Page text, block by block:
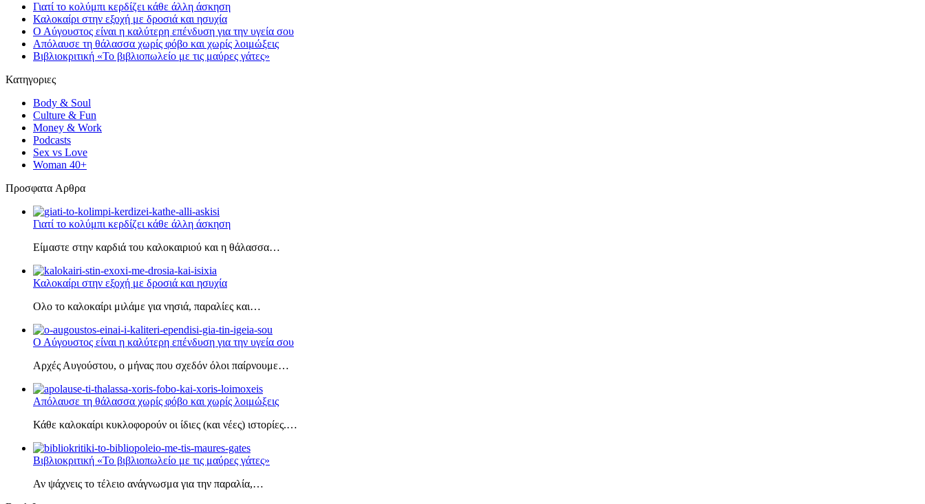
Γιατί το κολύμπι κερδίζει κάθε άλλη άσκηση
Καλοκαίρι στην εξοχή με δροσιά και ησυχία
Ο Αύγουστος είναι η καλύτερη επένδυση για την υγεία σου
Απόλαυσε τη θάλασσα χωρίς φόβο και χωρίς λοιμώξεις
Βιβλιοκριτική «Το βιβλιοπωλείο με τις μαύρες γάτες»
Κατηγοριες
Body & Soul
Culture & Fun
Money & Work
Podcasts
Sex vs Love
Woman 40+
Πρoσφατα Aρθρα
Γιατί το κολύμπι κερδίζει κάθε άλλη άσκηση
Είμαστε στην καρδιά του καλοκαιριού και η θάλασσα…
Καλοκαίρι στην εξοχή με δροσιά και ησυχία
Ολο το καλοκαίρι μιλάμε για νησιά, παραλίες και…
Ο Αύγουστος είναι η καλύτερη επένδυση για την υγεία σου
Αρχές Αυγούστου, ο μήνας που σχεδόν όλοι παίρνουμε…
Απόλαυσε τη θάλασσα χωρίς φόβο και χωρίς λοιμώξεις
Κάθε καλοκαίρι κυκλοφορούν οι ίδιες (και νέες) ιστορίες.…
Βιβλιοκριτική «Το βιβλιοπωλείο με τις μαύρες γάτες»
Αν ψάχνεις το τέλειο ανάγνωσμα για την παραλία,…